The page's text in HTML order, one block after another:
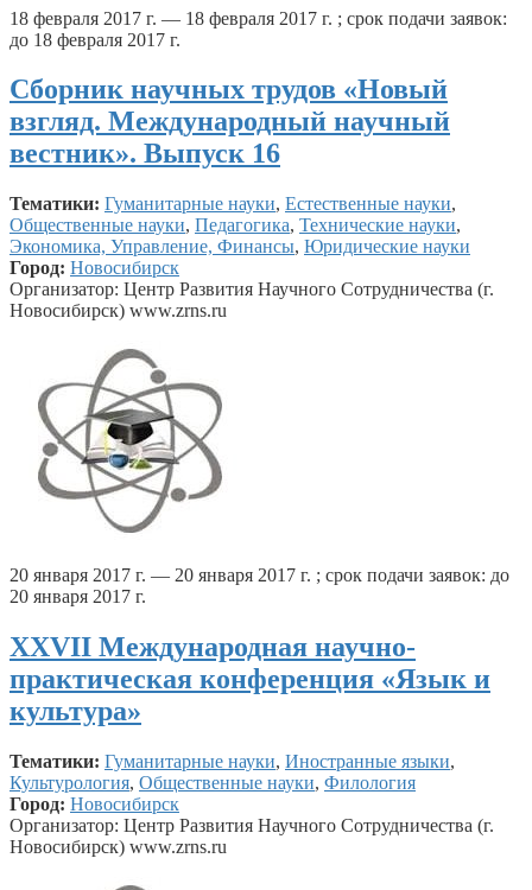
18 февраля 2017 г. — 18 февраля 2017 г. ; срок подачи заявок:
до 18 февраля 2017 г.
Сборник научных трудов «Новый
взгляд. Международный научный
вестник». Выпуск 16
Тематики: Гуманитарные науки, Естественные науки,
Общественные науки, Педагогика, Технические науки,
Экономика, Управление, Финансы, Юридические науки
Город: Новосибирск
Организатор: Центр Развития Научного Сотрудничества (г.
Новосибирск) www.zrns.ru
20 января 2017 г. — 20 января 2017 г. ; срок подачи заявок: до
20 января 2017 г.
XXVII Международная научно-
практическая конференция «Язык и
культура»
Тематики: Гуманитарные науки, Иностранные языки,
Культурология, Общественные науки, Филология
Город: Новосибирск
Организатор: Центр Развития Научного Сотрудничества (г.
Новосибирск) www.zrns.ru